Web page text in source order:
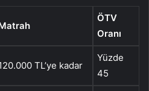
ÖTV
Oranı
TL’ye kadar
Yüzde
45